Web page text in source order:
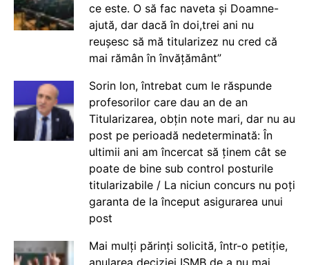
ce este. O să fac naveta și Doamne-
ajută, dar dacă în doi,trei ani nu
reușesc să mă titularizez nu cred că
mai rămân în învățământ”
Sorin Ion, întrebat cum le răspunde
profesorilor care dau an de an
Titularizarea, obțin note mari, dar nu au
post pe perioadă nedeterminată: În
ultimii ani am încercat să ținem cât se
poate de bine sub control posturile
titularizabile / La niciun concurs nu poți
garanta de la început asigurarea unui
post
Mai mulți părinți solicită, într-o petiție,
anularea deciziei ISMB de a nu mai